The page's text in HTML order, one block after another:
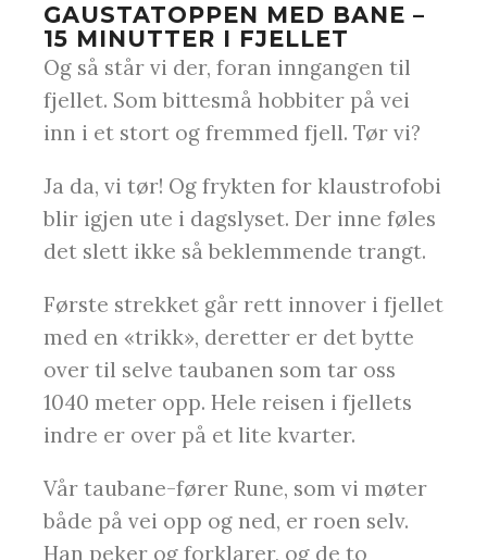
GAUSTATOPPEN MED BANE –
15 MINUTTER I FJELLET
Og så står vi der, foran inngangen til
fjellet. Som bittesmå hobbiter på vei
inn i et stort og fremmed fjell. Tør vi?
Ja da, vi tør! Og frykten for klaustrofobi
blir igjen ute i dagslyset. Der inne føles
det slett ikke så beklemmende trangt.
Første strekket går rett innover i fjellet
med en «trikk», deretter er det bytte
over til selve taubanen som tar oss
1040 meter opp. Hele reisen i fjellets
indre er over på et lite kvarter.
Vår taubane-fører Rune, som vi møter
både på vei opp og ned, er roen selv.
Han peker og forklarer, og de to